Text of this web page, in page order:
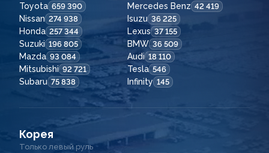
Toyota 659 390 Mercedes Benz 42 419
Nissan 274 938 Isuzu 36 225
Honda 257 344 Lexus 37 155
Suzuki 196 805 BMW 36 509
Mazda 93 084 Audi 18 110
Mitsubishi 92 721 Tesla 546
Subaru 75 838 Infinity 145
Корея
Только левый руль